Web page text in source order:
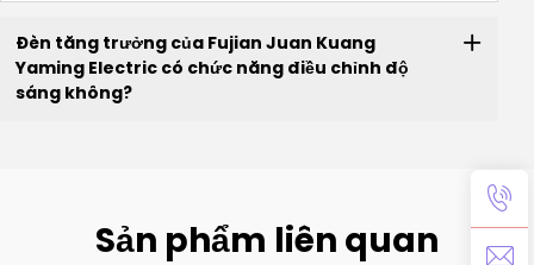
Đèn tăng trưởng của Fujian Juan Kuang
Yaming Electric có chức năng điều chỉnh độ
sáng không?
Sản phẩm liên quan